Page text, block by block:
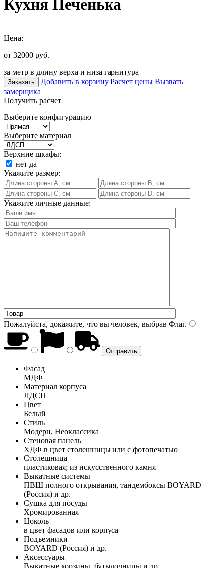
Кухня Печенька
Цена:
от 32000 руб.
за метр в длину верха и низа гарнитура
Заказать Добавить в корзину Расчет цены Вызвать
замерщика
Получить расчет
Выберите конфигурацию
Выберите материал
Верхние шкафы:
нет да
Укажите размер:
Укажите личные данные:
Пожалуйста, докажите, что вы человек, выбрав Флаг.
Фасад
МДФ
Материал корпуса
ЛДСП
Цвет
Белый
Стиль
Модерн, Неоклассика
Стеновая панель
ХДФ в цвет столешницы или с фотопечатью
Столешница
пластиковая; из искусственного камня
Выкатные системы
ПВШ полного открывания, тандембоксы BOYARD
(Россия) и др.
Сушка для посуды
Хромированная
Цоколь
в цвет фасадов или корпуса
Подъемники
BOYARD (Россия) и др.
Аксессуары
Выкатные корзины, бутылочницы и др.